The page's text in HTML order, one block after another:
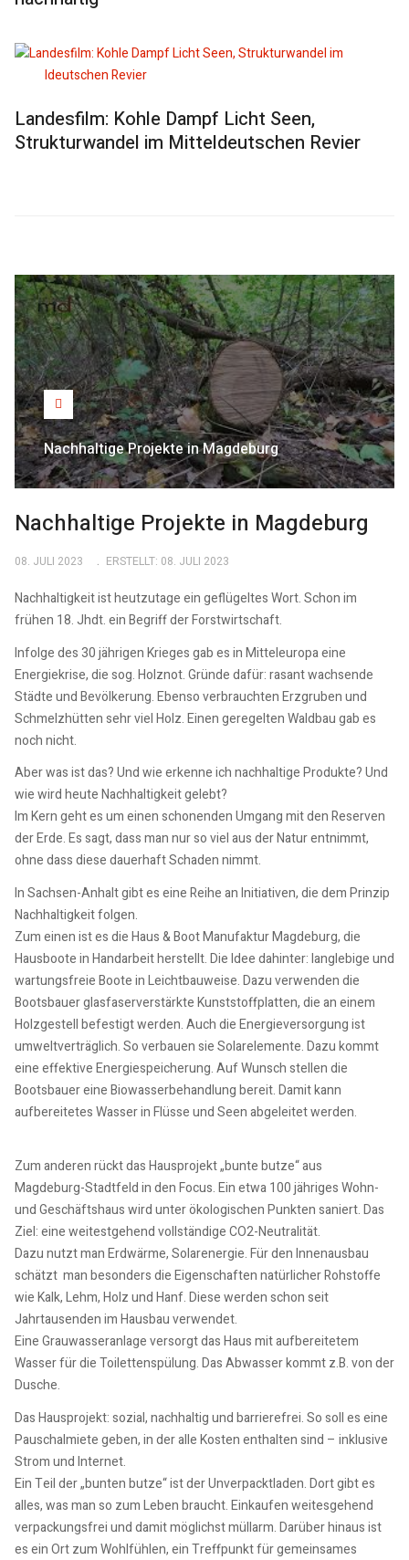
Landesfilm: Kohle Dampf Licht Seen,
Strukturwandel im Mitteldeutschen Revier
Nachhaltige Projekte in Magdeburg
Nachhaltige Projekte in Magdeburg
08. JULI 2023 ERSTELLT: 08. JULI 2023
Nachhaltigkeit ist heutzutage ein geflügeltes Wort. Schon im
frühen 18. Jhdt. ein Begriff der Forstwirtschaft.
Infolge des 30 jährigen Krieges gab es in Mitteleuropa eine
Energiekrise, die sog. Holznot. Gründe dafür: rasant wachsende
Städte und Bevölkerung. Ebenso verbrauchten Erzgruben und
Schmelzhütten sehr viel Holz. Einen geregelten Waldbau gab es
noch nicht.
Aber was ist das? Und wie erkenne ich nachhaltige Produkte? Und
wie wird heute Nachhaltigkeit gelebt?
Im Kern geht es um einen schonenden Umgang mit den Reserven
der Erde. Es sagt, dass man nur so viel aus der Natur entnimmt,
ohne dass diese dauerhaft Schaden nimmt.
In Sachsen-Anhalt gibt es eine Reihe an Initiativen, die dem Prinzip
Nachhaltigkeit folgen.
Zum einen ist es die Haus & Boot Manufaktur Magdeburg, die
Hausboote in Handarbeit herstellt. Die Idee dahinter: langlebige und
wartungsfreie Boote in Leichtbauweise. Dazu verwenden die
Bootsbauer glasfaserverstärkte Kunststoffplatten, die an einem
Holzgestell befestigt werden. Auch die Energieversorgung ist
umweltverträglich. So verbauen sie Solarelemente. Dazu kommt
eine effektive Energiespeicherung. Auf Wunsch stellen die
Bootsbauer eine Biowasserbehandlung bereit. Damit kann
aufbereitetes Wasser in Flüsse und Seen abgeleitet werden.
Zum anderen rückt das Hausprojekt „bunte butze“ aus
Magdeburg-Stadtfeld in den Focus. Ein etwa 100 jähriges Wohn-
und Geschäftshaus wird unter ökologischen Punkten saniert. Das
Ziel: eine weitestgehend vollständige CO2-Neutralität.
Dazu nutzt man Erdwärme, Solarenergie. Für den Innenausbau
schätzt man besonders die Eigenschaften natürlicher Rohstoffe
wie Kalk, Lehm, Holz und Hanf. Diese werden schon seit
Jahrtausenden im Hausbau verwendet.
Eine Grauwasseranlage versorgt das Haus mit aufbereitetem
Wasser für die Toilettenspülung. Das Abwasser kommt z.B. von der
Dusche.
Das Hausprojekt: sozial, nachhaltig und barrierefrei. So soll es eine
Pauschalmiete geben, in der alle Kosten enthalten sind – inklusive
Strom und Internet.
Ein Teil der „bunten butze“ ist der Unverpacktladen. Dort gibt es
alles, was man so zum Leben braucht. Einkaufen weitesgehend
verpackungsfrei und damit möglichst müllarm. Darüber hinaus ist
es ein Ort zum Wohlfühlen, ein Treffpunkt für gemeinsames